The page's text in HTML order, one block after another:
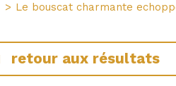
Le bouscat charmante
retour aux résultats